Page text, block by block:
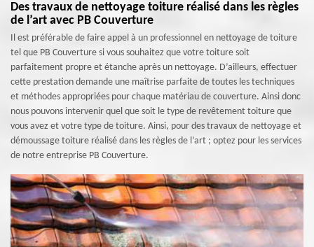
Des travaux de nettoyage toiture réalisé dans les règles
de l’art avec PB Couverture
Il est préférable de faire appel à un professionnel en nettoyage de toiture
tel que PB Couverture si vous souhaitez que votre toiture soit
parfaitement propre et étanche après un nettoyage. D’ailleurs, effectuer
cette prestation demande une maîtrise parfaite de toutes les techniques
et méthodes appropriées pour chaque matériau de couverture. Ainsi donc
nous pouvons intervenir quel que soit le type de revêtement toiture que
vous avez et votre type de toiture. Ainsi, pour des travaux de nettoyage et
démoussage toiture réalisé dans les règles de l’art ; optez pour les services
de notre entreprise PB Couverture.